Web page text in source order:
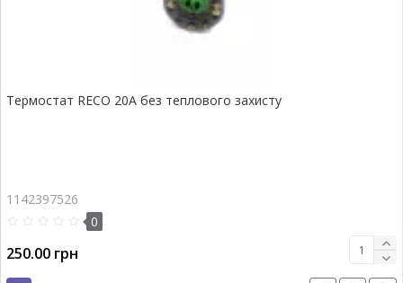
Термостат RECO 20A без теплового захисту
1142397526
0
250.00 грн